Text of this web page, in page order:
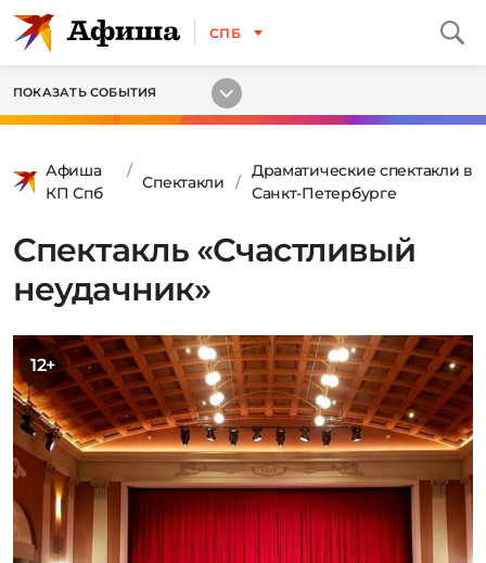
СПБ
ПОКАЗАТЬ СОБЫТИЯ
Афиша
КП Спб
Спектакли
Драматические спектакли в
Санкт-Петербурге
Спектакль «Счастливый
неудачник»
12+